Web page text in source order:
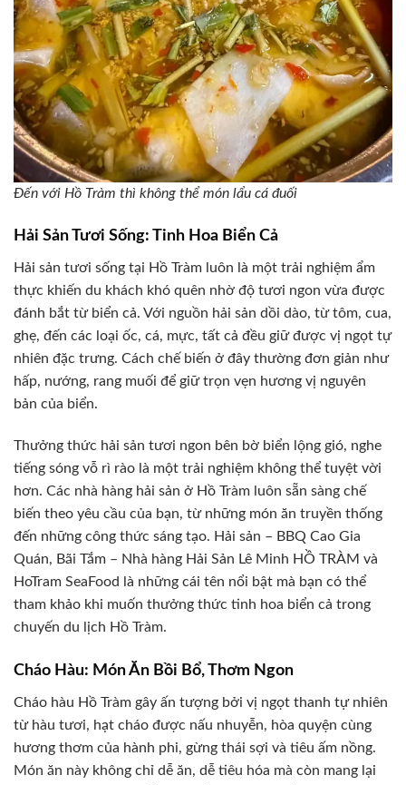
Đến với Hồ Tràm thì không thể món lẩu cá đuối
Hải Sản Tươi Sống: Tinh Hoa Biển Cả
Hải sản tươi sống tại Hồ Tràm luôn là một trải nghiệm ẩm
thực khiến du khách khó quên nhờ độ tươi ngon vừa được
đánh bắt từ biển cả. Với nguồn hải sản dồi dào, từ tôm, cua,
ghẹ, đến các loại ốc, cá, mực, tất cả đều giữ được vị ngọt tự
nhiên đặc trưng. Cách chế biến ở đây thường đơn giản như
hấp, nướng, rang muối để giữ trọn vẹn hương vị nguyên
bản của biển.
Thưởng thức hải sản tươi ngon bên bờ biển lộng gió, nghe
tiếng sóng vỗ rì rào là một trải nghiệm không thể tuyệt vời
hơn. Các nhà hàng hải sản ở Hồ Tràm luôn sẵn sàng chế
biến theo yêu cầu của bạn, từ những món ăn truyền thống
đến những công thức sáng tạo. Hải sản – BBQ Cao Gia
Quán, Bãi Tắm – Nhà hàng Hải Sản Lê Minh HỒ TRÀM và
HoTram SeaFood là những cái tên nổi bật mà bạn có thể
tham khảo khi muốn thưởng thức tinh hoa biển cả trong
chuyến du lịch Hồ Tràm.
Cháo Hàu: Món Ăn Bồi Bổ, Thơm Ngon
Cháo hàu Hồ Tràm gây ấn tượng bởi vị ngọt thanh tự nhiên
từ hàu tươi, hạt cháo được nấu nhuyễn, hòa quyện cùng
hương thơm của hành phi, gừng thái sợi và tiêu ấm nồng.
Món ăn này không chỉ dễ ăn, dễ tiêu hóa mà còn mang lại